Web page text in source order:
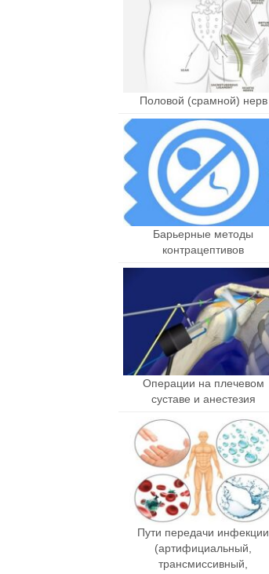
Половой (срамной) нерв
Барьерные методы
контрацептивов
Операции на плечевом
суставе и анестезия
Пути передачи инфекции
(артифициальный,
трансмиссивный,